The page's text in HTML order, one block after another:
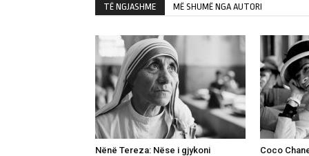
TË NGJASHME MË SHUMË NGA AUTORI
Nënë Tereza: Nëse i gjykoni
Coco